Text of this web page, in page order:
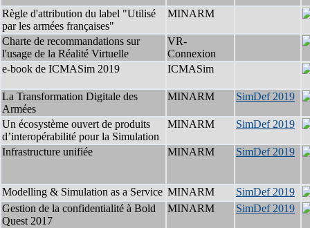
Règle d'attribution du label "Utilisé
par les armées françaises"
MINARM
Charte de recommandations sur
l'usage de la Réalité Virtuelle
VR-
Connexion
e-book de ICMASim 2019
ICMASim
La Transformation Digitale des
Armées
MINARM SimDef 2019
Un écosystème ouvert de produits
d’interopérabilité pour la Simulation
MINARM SimDef 2019
Infrastructure unifiée MINARM SimDef 2019
Modelling & Simulation as a Service MINARM
SimDef 2019
Gestion de la confidentialité à Bold
Quest 2017
MINARM SimDef 2019